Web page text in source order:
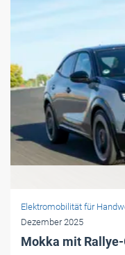
Elektromobilität für
Dezember 2025
Mokka mit Rallye-